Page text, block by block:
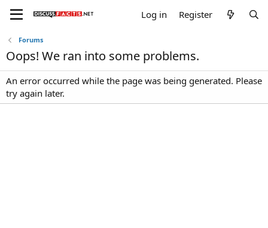
Log in Register
Forums
Oops! We ran into some problems.
An error occurred while the page was being generated. Please
try again later.